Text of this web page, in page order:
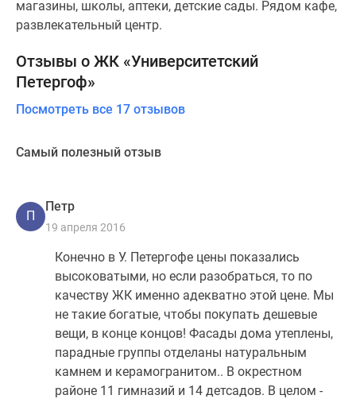
магазины, школы, аптеки, детские сады. Рядом кафе,
развлекательный центр.
Отзывы о ЖК «Университетский
Петергоф»
Посмотреть все 17 отзывов
Самый полезный отзыв
П
Петр
19 апреля 2016
Конечно в У. Петергофе цены показались
высоковатыми, но если разобраться, то по
качеству ЖК именно адекватно этой цене. Мы
не такие богатые, чтобы покупать дешевые
вещи, в конце концов! Фасады дома утеплены,
парадные группы отделаны натуральным
камнем и керамогранитом.. В окрестном
районе 11 гимназий и 14 детсадов. В целом -